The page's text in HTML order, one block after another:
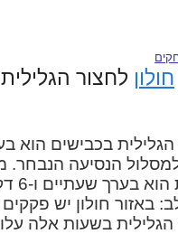
חולון
הנסיעה הנבחר.
באזור חולון יש
הגלילית בשעות אלה